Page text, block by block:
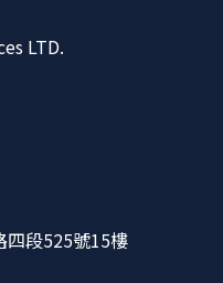
LTD.
四段525號15樓